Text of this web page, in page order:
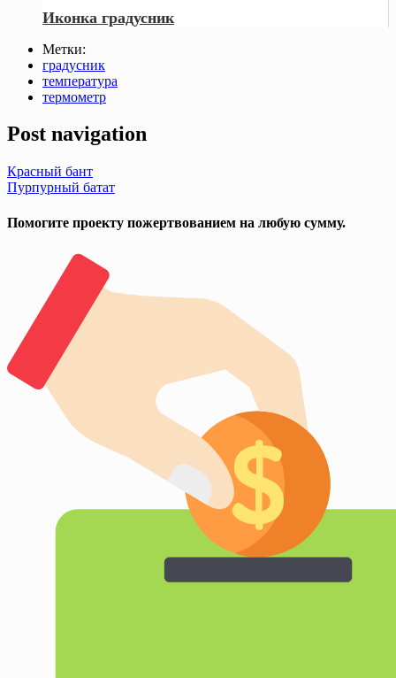
Иконка градусник
Метки:
градусник
температура
термометр
Post navigation
Красный бант
Пурпурный батат
Помогите проекту пожертвованием на любую сумму.